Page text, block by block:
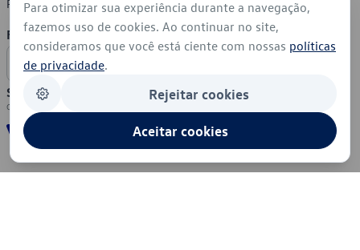
Política de Cookies
Formas de Pagamento
Segurança
Para otimizar sua experiência durante a navegação,
fazemos uso de cookies. Ao continuar no site,
consideramos que você está ciente com nossas políticas
de privacidade.
Rejeitar cookies
Aceitar cookies